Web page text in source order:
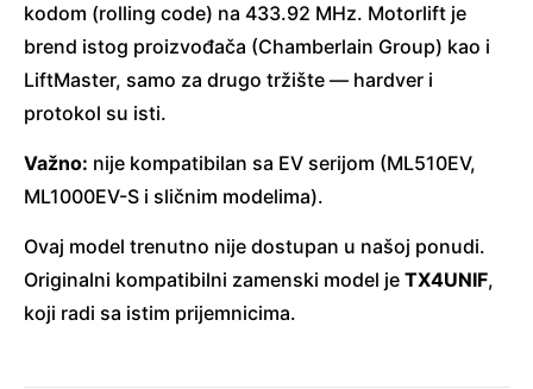
kodom (rolling code) na 433.92 MHz. Motorlift je
brend istog proizvođača (Chamberlain Group) kao i
LiftMaster, samo za drugo tržište — hardver i
protokol su isti.
Važno: nije kompatibilan sa EV serijom (ML510EV,
ML1000EV-S i sličnim modelima).
Ovaj model trenutno nije dostupan u našoj ponudi.
Originalni kompatibilni zamenski model je TX4UNIF,
koji radi sa istim prijemnicima.